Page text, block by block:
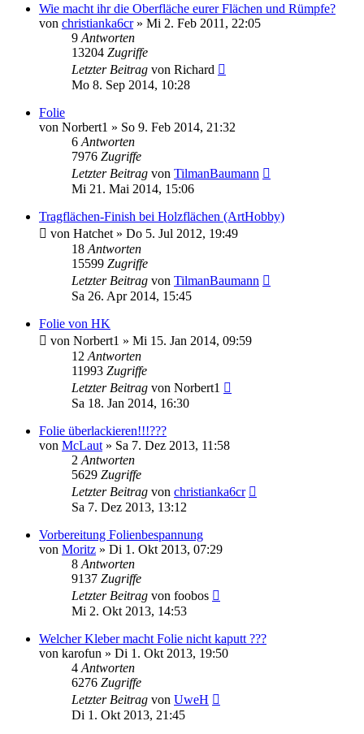
Wie macht ihr die Oberfläche eurer Flächen und Rümpfe?
von christianka6cr» Mi 2. Feb 2011, 22:05
9 Antworten
13204 Zugriffe
Letzter Beitrag von Richard
Mo 8. Sep 2014, 10:28
Folie
von Norbert1 » So 9. Feb 2014, 21:32
6 Antworten
7976 Zugriffe
Letzter Beitrag von TilmanBaumann
Mi 21. Mai 2014, 15:06
Tragflächen-Finish bei Holzflächen (ArtHobby)
von Hatchet » Do 5. Jul 2012, 19:49
18 Antworten
15599 Zugriffe
Letzter Beitrag von TilmanBaumann
Sa 26. Apr 2014, 15:45
Folie von HK
von Norbert1 » Mi 15. Jan 2014, 09:59
12 Antworten
11993 Zugriffe
Letzter Beitrag von Norbert1
Sa 18. Jan 2014, 16:30
Folie überlackieren!!!???
von McLaut » Sa 7. Dez 2013, 11:58
2 Antworten
5629 Zugriffe
Letzter Beitrag von christianka6cr
Sa 7. Dez 2013, 13:12
Vorbereitung Folienbespannung
von Moritz » Di 1. Okt 2013, 07:29
8 Antworten
9137 Zugriffe
Letzter Beitrag von foobos
Mi 2. Okt 2013, 14:53
Welcher Kleber macht Folie nicht kaputt ???
von karofun » Di 1. Okt 2013, 19:50
4 Antworten
6276 Zugriffe
Letzter Beitrag von UweH
Di 1. Okt 2013, 21:45